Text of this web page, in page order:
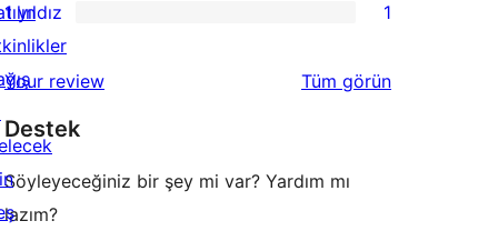
inceleme
yıldızlı
inceleme
2
yıldızlı
inceleme
1
1
yıldızlı
inceleme
1 yıldız 1
Your review Tüm değerlendirmeleri
görün
Destek
Söyleyeceğiniz bir şey mi var? Yardım mı
lazım?